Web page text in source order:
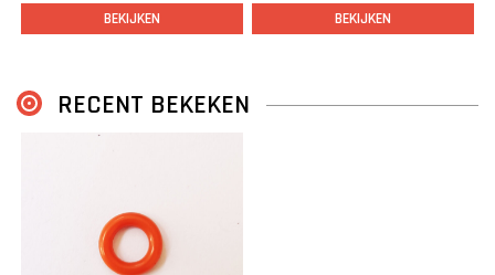
BEKIJKEN BEKIJKEN
RECENT BEKEKEN